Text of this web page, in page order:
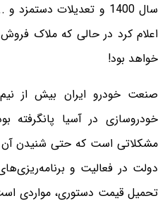
اعلام کرد در حالی که ملاک
خواهد بود!
صنعت خودرو ایران بیش از
خودروسازی در آسیا پانگرفته
مشکلاتی است که حتی شنیدن آن
دولت در فعالیت‌ و
تحمیل قیمت دستوری، مواردی